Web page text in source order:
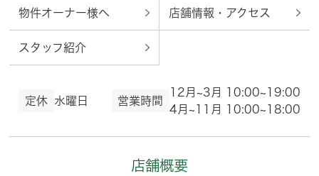
物件オーナー様へ 店舗情報・アクセス
スタッフ紹介
定休 水曜日 営業時間
12月~3月 10:00~19:00
4月~11月 10:00~18:00
店舗概要